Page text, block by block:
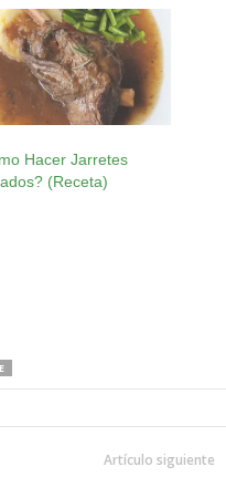
Hacer Jarretes
(Receta)
Artículo siguiente